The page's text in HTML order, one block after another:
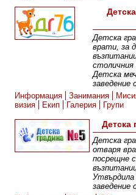
Детска
врати, за
Детска
заведение
Информация
Занимания
визия
Екип Галерия Групи
Детска
Детска
отваря
посрещне
заведение